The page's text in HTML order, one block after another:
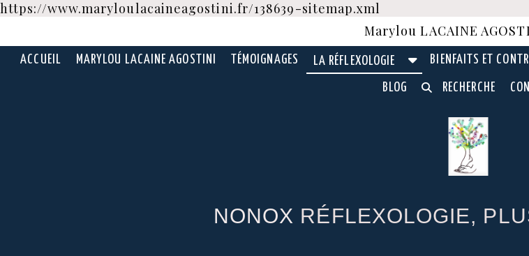
https://www.maryloulacaineagostini.fr/138639-sitemap.xml
Marylou LACAINE
ACCUEIL MARYLOU LACAINE AGOSTINI TÉMOIGNAGES LA RÉFLEXOLOGIE BIENFAITS ET
BLOG
RECHERCHE
NONOX RÉFLEXOLOGIE,